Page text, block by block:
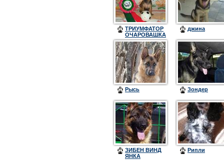
ТРИУМФАТОР
ОЧАРОВАШКА
джина
Рысь Зондер
ЗИБЕН ВИНД
ЯНКА
Рипли